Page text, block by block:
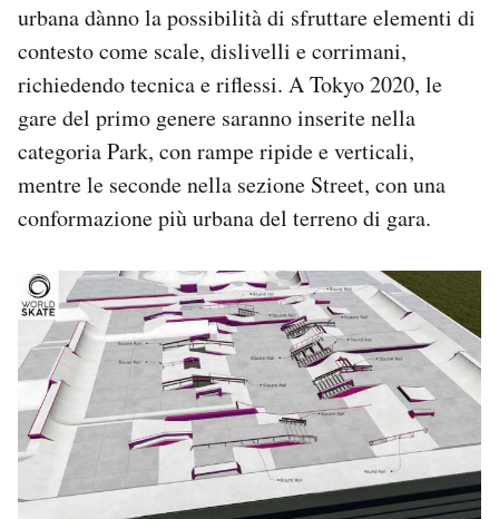
urbana dànno la possibilità di sfruttare elementi di
contesto come scale, dislivelli e corrimani,
richiedendo tecnica e riflessi. A Tokyo 2020, le
gare del primo genere saranno inserite nella
categoria Park, con rampe ripide e verticali,
mentre le seconde nella sezione Street, con una
conformazione più urbana del terreno di gara.